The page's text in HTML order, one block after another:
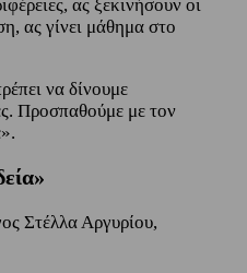
ας ξεκινήσουν οι
ας γίνει μάθημα στο
να δίνουμε
Προσπαθούμε με τον
Στέλλα Αργυρίου,